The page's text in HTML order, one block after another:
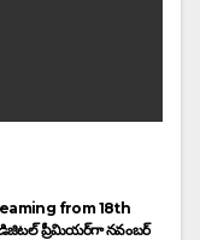
from 18th
డిజిటల్ ప్రీమియర్‌గా న‌వంబ‌ర్